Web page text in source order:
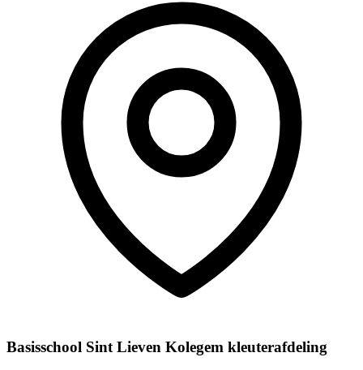
Basisschool Sint Lieven Kolegem kleuterafdeling